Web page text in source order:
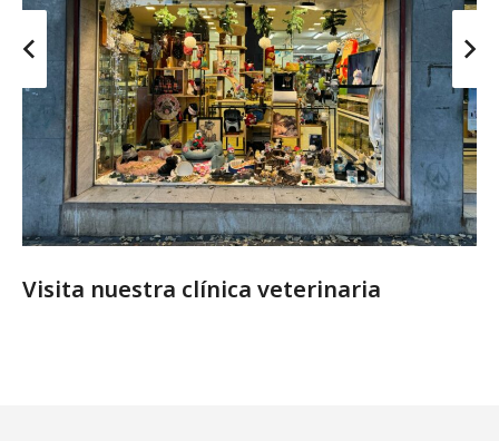
Visita nuestra clínica veterinaria